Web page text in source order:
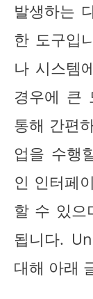
발생하는
한 도구입
나 시스템
경우에 큰
통해 간편
업을 수행
인 인터페
할 수 있으
됩니다.
대해 아래